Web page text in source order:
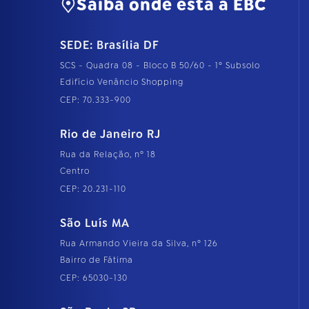
Saiba onde está a EBC
SEDE: Brasília DF
SCS - Quadra 08 - Bloco B 50/60 - 1º Subsolo
Edifício Venâncio Shopping
CEP: 70.333-900
Rio de Janeiro RJ
Rua da Relação, nº 18
Centro
CEP: 20.231-110
São Luís MA
Rua Armando Vieira da Silva, nº 126
Bairro de Fátima
CEP: 65030-130